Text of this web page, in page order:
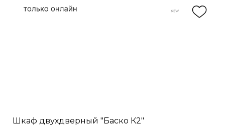
Шкаф двухдверный "Баско К2"